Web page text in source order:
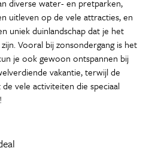
diverse water- en pretparken,
uitleven op de vele attracties, en
uniek duinlandschap dat je het
Vooral bij zonsondergang is het
je ook gewoon ontspannen bij
vakantie, terwijl de
vele activiteiten die speciaal